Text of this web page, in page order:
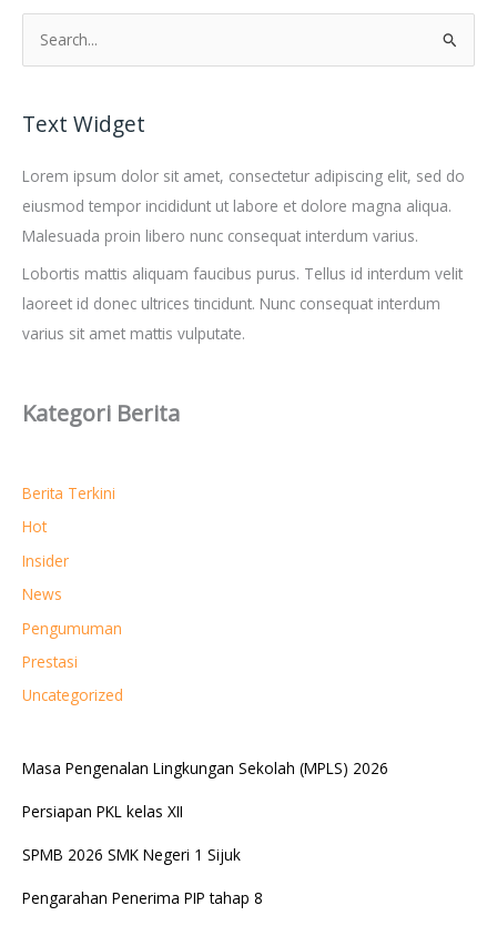
a
k
:
Text Widget
Lorem ipsum dolor sit amet, consectetur adipiscing elit, sed do
eiusmod tempor incididunt ut labore et dolore magna aliqua.
Malesuada proin libero nunc consequat interdum varius.
Lobortis mattis aliquam faucibus purus. Tellus id interdum velit
laoreet id donec ultrices tincidunt. Nunc consequat interdum
varius sit amet mattis vulputate.
Kategori Berita
Berita Terkini
Hot
Insider
News
Pengumuman
Prestasi
Uncategorized
Masa Pengenalan Lingkungan Sekolah (MPLS) 2026
Persiapan PKL kelas XII
SPMB 2026 SMK Negeri 1 Sijuk
Pengarahan Penerima PIP tahap 8